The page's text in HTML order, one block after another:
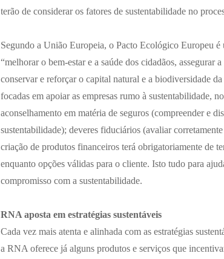
terão de considerar os fatores de sustentabilidade no
Segundo a União Europeia, o Pacto Ecológico Europeu
“melhorar o bem-estar e a saúde dos cidadãos, assegurar
conservar e reforçar o capital natural e a biodiversidade
focadas em apoiar as empresas rumo à sustentabilidade,
aconselhamento em matéria de seguros (compreender e
sustentabilidade); deveres fiduciários (avaliar
criação de produtos financeiros terá obrigatoriamente de
enquanto opções válidas para o cliente. Isto tudo para
compromisso com a sustentabilidade.
RNA aposta em estratégias sustentáveis
Cada vez mais atenta e alinhada com as estratégias
a RNA oferece já alguns produtos e serviços que